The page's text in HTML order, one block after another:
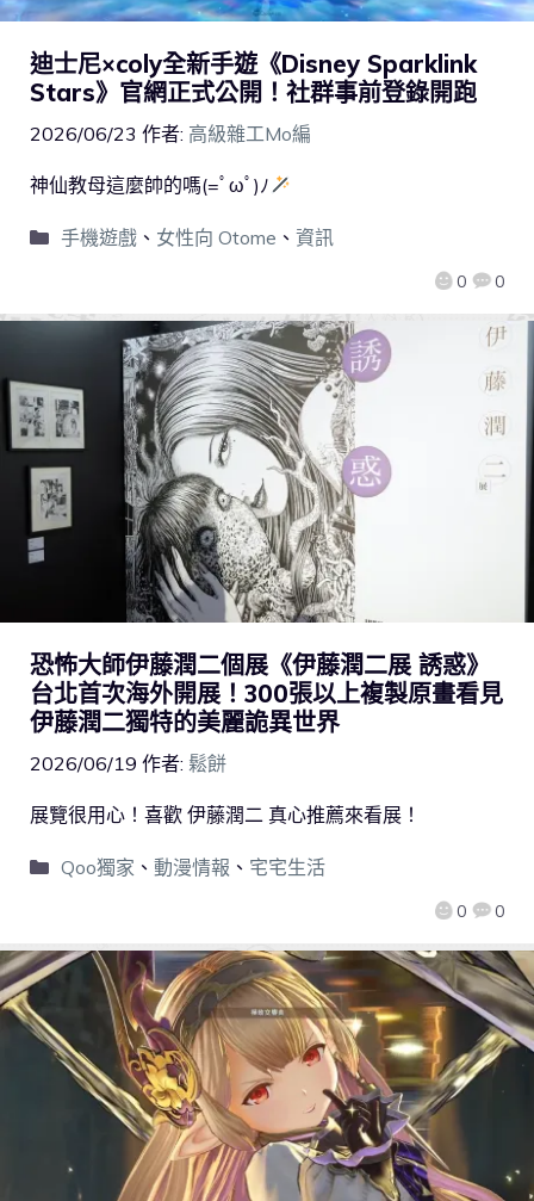
迪士尼×coly全新手遊《Disney Sparklink
Stars》官網正式公開！社群事前登錄開跑
2026/06/23 作者: 高級雜工Mo編
0 0
神仙教母這麼帥的嗎(=ﾟωﾟ)ﾉ
手機遊戲、 女性向 Otome 、 資訊
恐怖大師伊藤潤二個展《伊藤潤二展 誘惑》
台北首次海外開展！300張以上複製原畫看見
伊藤潤二獨特的美麗詭異世界
2026/06/19 作者: 鬆餅
0 0
展覽很用心！喜歡 伊藤潤二 真心推薦來看展！
Qoo獨家 、 動漫情報 、 宅宅生活